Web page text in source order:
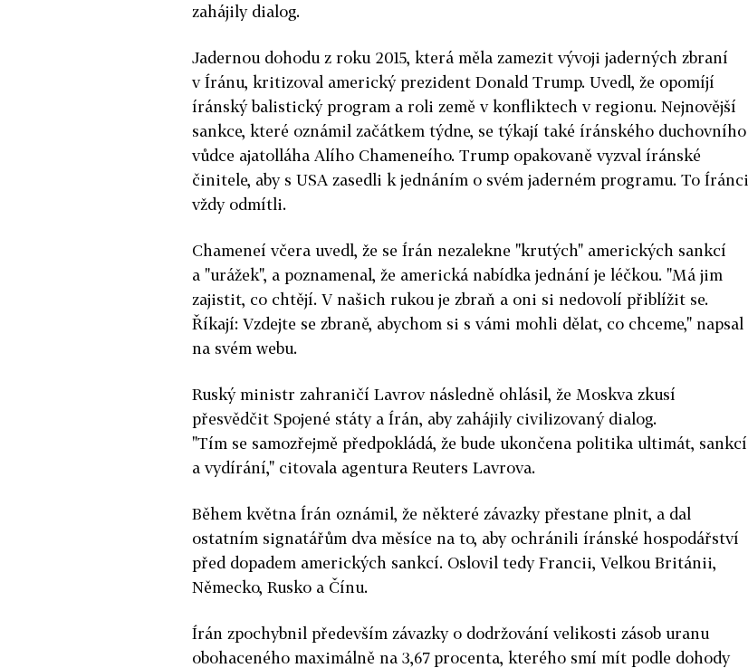
zahájily dialog.
Jadernou dohodu z roku 2015, která měla zamezit vývoji jaderných zbraní
v Íránu, kritizoval americký prezident Donald Trump. Uvedl, že opomíjí
íránský balistický program a roli země v konfliktech v regionu. Nejnovější
sankce, které oznámil začátkem týdne, se týkají také íránského duchovního
vůdce ajatolláha Alího Chameneího. Trump opakovaně vyzval íránské
činitele, aby s USA zasedli k jednáním o svém jaderném programu. To Íránci
vždy odmítli.
Chameneí včera uvedl, že se Írán nezalekne "krutých" amerických sankcí
a "urážek", a poznamenal, že americká nabídka jednání je léčkou. "Má jim
zajistit, co chtějí. V našich rukou je zbraň a oni si nedovolí přiblížit se.
Říkají: Vzdejte se zbraně, abychom si s vámi mohli dělat, co chceme," napsal
na svém webu.
Ruský ministr zahraničí Lavrov následně ohlásil, že Moskva zkusí
přesvědčit Spojené státy a Írán, aby zahájily civilizovaný dialog.
"Tím se samozřejmě předpokládá, že bude ukončena politika ultimát, sankcí
a vydírání," citovala agentura Reuters Lavrova.
Během května Írán oznámil, že některé závazky přestane plnit, a dal
ostatním signatářům dva měsíce na to, aby ochránili íránské hospodářství
před dopadem amerických sankcí. Oslovil tedy Francii, Velkou Británii,
Německo, Rusko a Čínu.
Írán zpochybnil především závazky o dodržování velikosti zásob uranu
obohaceného maximálně na 3,67 procenta, kterého smí mít podle dohody